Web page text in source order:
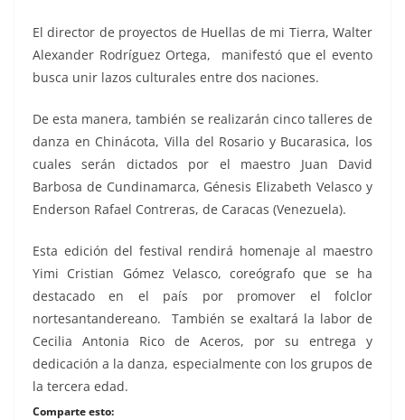
El director de proyectos de Huellas de mi Tierra, Walter
Alexander Rodríguez Ortega, manifestó que el evento
busca unir lazos culturales entre dos naciones.
De esta manera, también se realizarán cinco talleres de
danza en Chinácota, Villa del Rosario y Bucarasica, los
cuales serán dictados por el maestro Juan David
Barbosa de Cundinamarca, Génesis Elizabeth Velasco y
Enderson Rafael Contreras, de Caracas (Venezuela).
Esta edición del festival rendirá homenaje al maestro
Yimi Cristian Gómez Velasco, coreógrafo que se ha
destacado en el país por promover el folclor
nortesantandereano. También se exaltará la labor de
Cecilia Antonia Rico de Aceros, por su entrega y
dedicación a la danza, especialmente con los grupos de
la tercera edad.
Comparte esto: